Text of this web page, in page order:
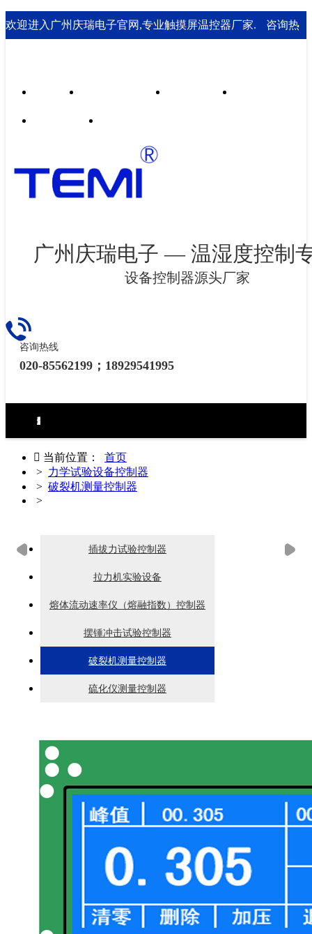
欢迎进入广州庆瑞电子官网,专业触摸屏温控器厂家. 咨询热
广州庆瑞电子 — 温湿度控制
设备控制器源头厂家
咨询热线
020-85562199；18929541995
环境试验设备控制器
力学试验设备控制器
热泵（冷水机）控制器
食品烘焙设备控制器
工业烘烤设备控制器
生化药品类控制器
无纸记录仪
电房环境控制器
 当前位置： 首页
> 力学试验设备控制器
> 破裂机测量控制器
>
插拔力试验控制器
拉力机实验设备
熔体流动速率仪（熔融指数）控制器
摆锤冲击试验控制器
破裂机测量控制器
硫化仪测量控制器